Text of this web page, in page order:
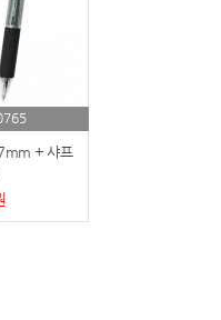
+ 샤프